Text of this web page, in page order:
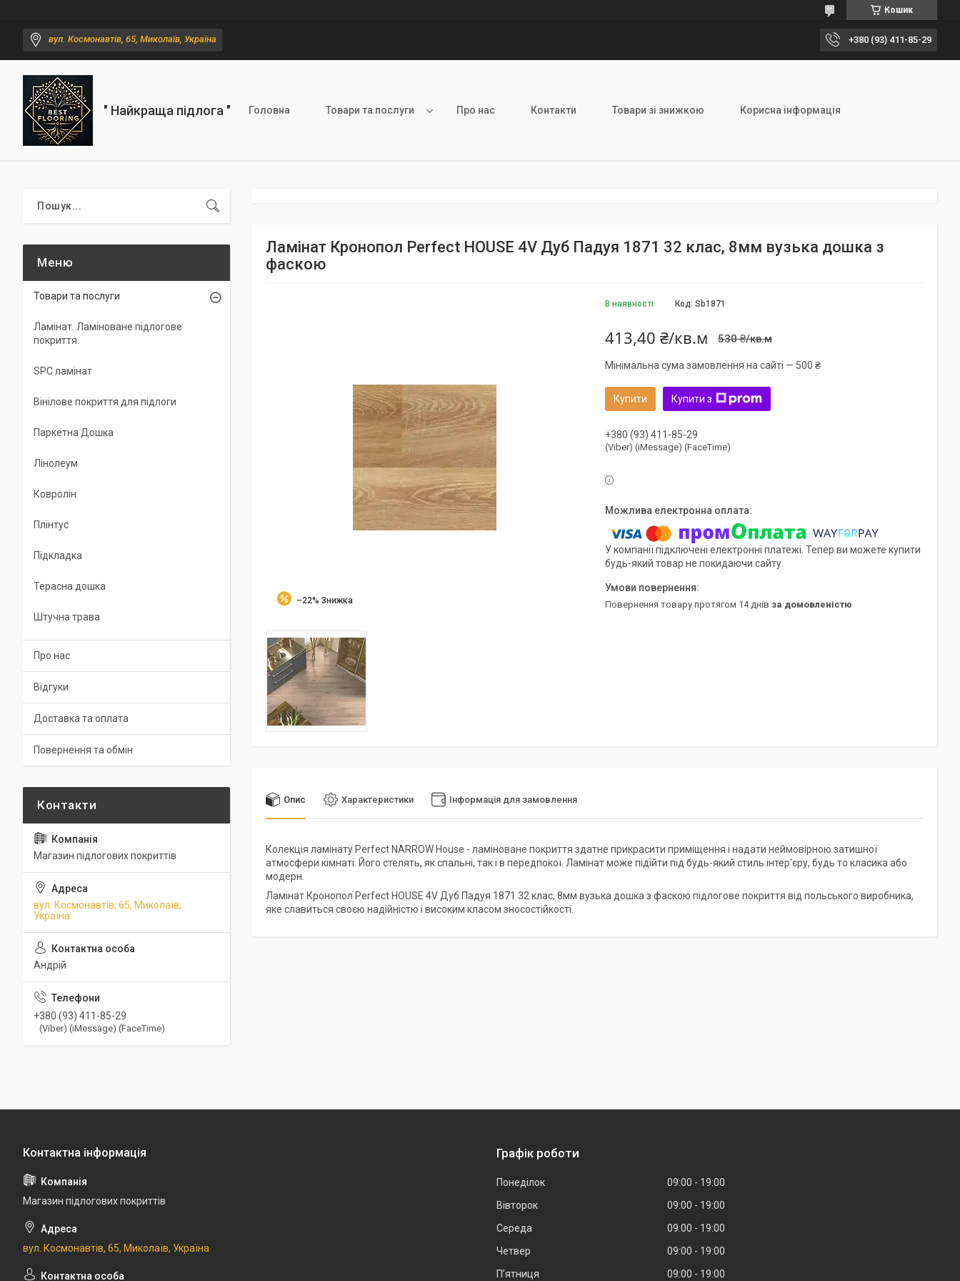
Кошик
вул. Космонавтів, 65, Миколаїв, Україна +380 (93) 411-85-29
" Найкраща підлога " Головна Товари та послуги Про нас Контакти Товари зі знижкою Корисна інформація
Ламінат Кронопол Perfect HOUSE 4V Дуб Падуя 1871 32 клас, 8мм вузька дошка з
фаскою
–22%
В наявності Код: Sb1871
530 ₴/кв.м
413,40 ₴/кв.м
Мінімальна сума замовлення на сайті — 500 ₴
Купити Купити з
+380 (93) 411-85-29
(Viber) (iMessage) (FaceTime)
У компанії підключені електронні платежі. Тепер ви можете купити
будь-який товар не покидаючи сайту.
повернення товару протягом 14 днів за домовленістю
Опис Характеристики Інформація для замовлення
Колекція ламінату Perfect NARROW House - ламіноване покриття здатне прикрасити приміщення і надати неймовірною затишної
атмосфери кімнаті. Його стелять, як спальні, так і в передпокої. Ламінат може підійти під будь-який стиль інтер'єру, будь то класика або
модерн.
Ламінат Кронопол Perfect HOUSE 4V Дуб Падуя 1871 32 клас, 8мм вузька дошка з фаскою підлогове покриття від польського виробника,
яке славиться своєю надійністю і високим класом зносостійкості.
Товари та послуги
Ламінат. Ламіноване підлогове
покриття.
SPC ламінат
Вінілове покриття для підлоги
Паркетна Дошка
Лінолеум
Ковролін
Плінтус
Підкладка
Терасна дошка
Штучна трава
Про нас
Відгуки
Доставка та оплата
Повернення та обмін
Магазин підлогових покриттів
вул. Космонавтів, 65, Миколаїв,
Україна
Андрій
+380 (93) 411-85-29
(Viber) (iMessage) (FaceTime)
Магазин підлогових покриттів
вул. Космонавтів, 65, Миколаїв, Україна
Графік роботи
Понеділок 09:00
19:00
Вівторок
09:00
19:00
Середа
09:00
19:00
Четвер
09:00
19:00
Пʼятниця
09:00 19:00